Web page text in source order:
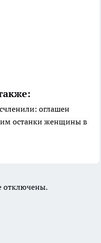
оглашен
останки женщины в
отключены.